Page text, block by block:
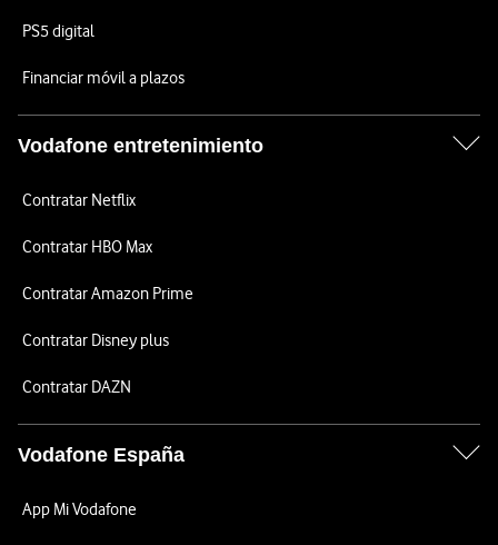
PS5 digital
Financiar móvil a plazos
Vodafone entretenimiento
Contratar Netflix
Contratar HBO Max
Contratar Amazon Prime
Contratar Disney plus
Contratar DAZN
Vodafone España
App Mi Vodafone